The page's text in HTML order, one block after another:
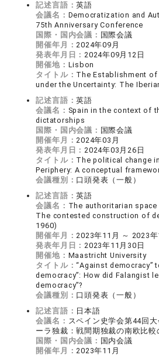
記述言語：英語
会議名： Democratization and
75th Anniversary Conference
国際・国内会議： 国際会議
開催年月：2024年09月
発表年月日：2024年09月12日
開催地： Lisbon
タイトル： The Establishment of
under the Uncertainty: The
記述言語：英語
会議名： Spain in the context of
dictatorships
国際・国内会議： 国際会議
開催年月：2024年03月
発表年月日：2024年03月26日
タイトル： The political change
Periphery: A conceptual
会議種別： 口頭発表（一般）
記述言語：英語
会議名： The authoritarian
The contested construction of
1960)
開催年月：2023年11月 ～ 2023年
発表年月日：2023年11月30日
開催地： Maastricht University
タイトル：“Against democracy”
democracy”: How did Falangist
democracy”?
会議種別： 口頭発表（一般）
記述言語： 日本語
会議名： スペイン史学会第44回
ーラ独裁：戦間期独裁の南欧比較
国際・国内会議： 国内会議
開催年月：2023年11月